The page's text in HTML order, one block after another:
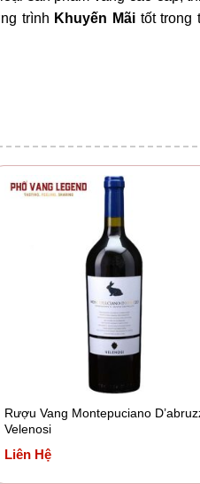
trình Khuyến Mãitốt trong
Rượu Vang Montepuciano
Velenosi
Liên Hệ